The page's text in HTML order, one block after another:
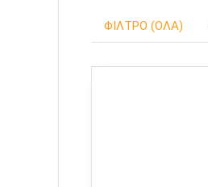
ΦΙΛΤΡΟ (ΟΛΑ)